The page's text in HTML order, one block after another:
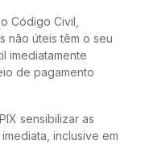
Código Civil,
não úteis têm o seu
imediatamente
de pagamento
sensibilizar as
inclusive em